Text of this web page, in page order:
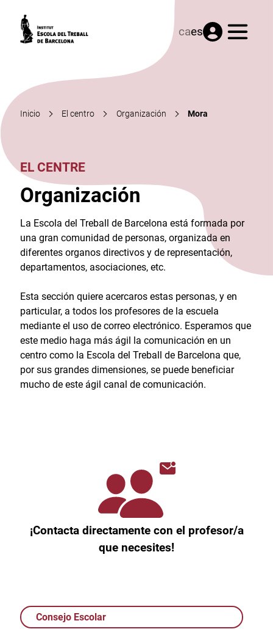
caes Menú
Inicio El centro Organización Mora
EL CENTRE
Organización
La Escola del Treball de Barcelona está formada por
una gran comunidad de personas, organizada en
diferentes organos directivos y de representación,
departamentos, asociaciones, etc.
Esta sección quiere acercaros estas personas, y en
particular, a todos los profesores de la escuela
mediante el uso de correo electrónico. Esperamos que
este medio haga más ágil la comunicación en un
centro como la Escola del Treball de Barcelona que,
por sus grandes dimensiones, se puede beneficiar
mucho de este ágil canal de comunicación.
¡Contacta directamente con el profesor/a
que necesites!
Consejo Escolar